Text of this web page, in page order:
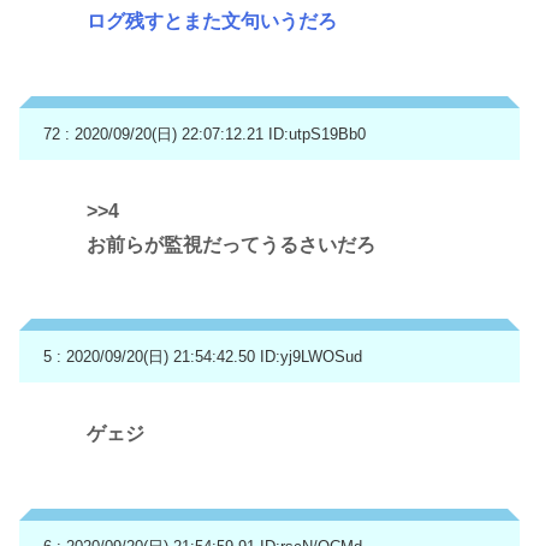
ログ残すとまた文句いうだろ
72 : 2020/09/20(日) 22:07:12.21 ID:utpS19Bb0
>>4
お前らが監視だってうるさいだろ
5 : 2020/09/20(日) 21:54:42.50 ID:yj9LWOSud
ゲェジ